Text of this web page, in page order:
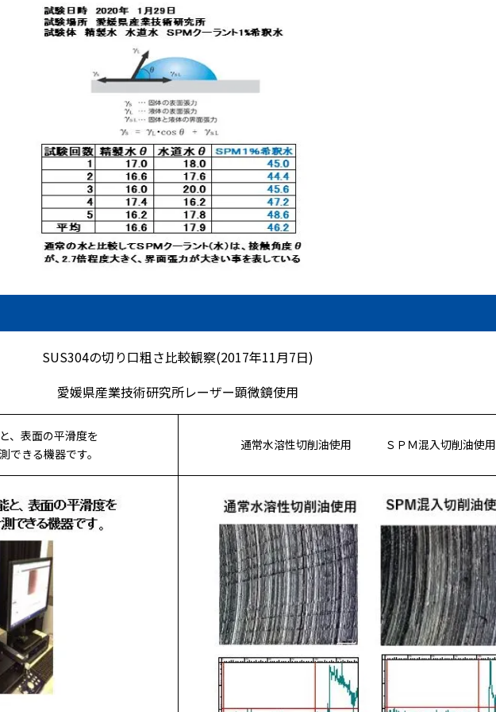
SUS304の切り口粗さ比較観察(2017年11月7日)
愛媛県産業技術研究所レーザー顕微鏡使用
、表面の平滑度を
できる機器です。
通常水溶性切削油使用 ＳＰＭ混入切削油使用